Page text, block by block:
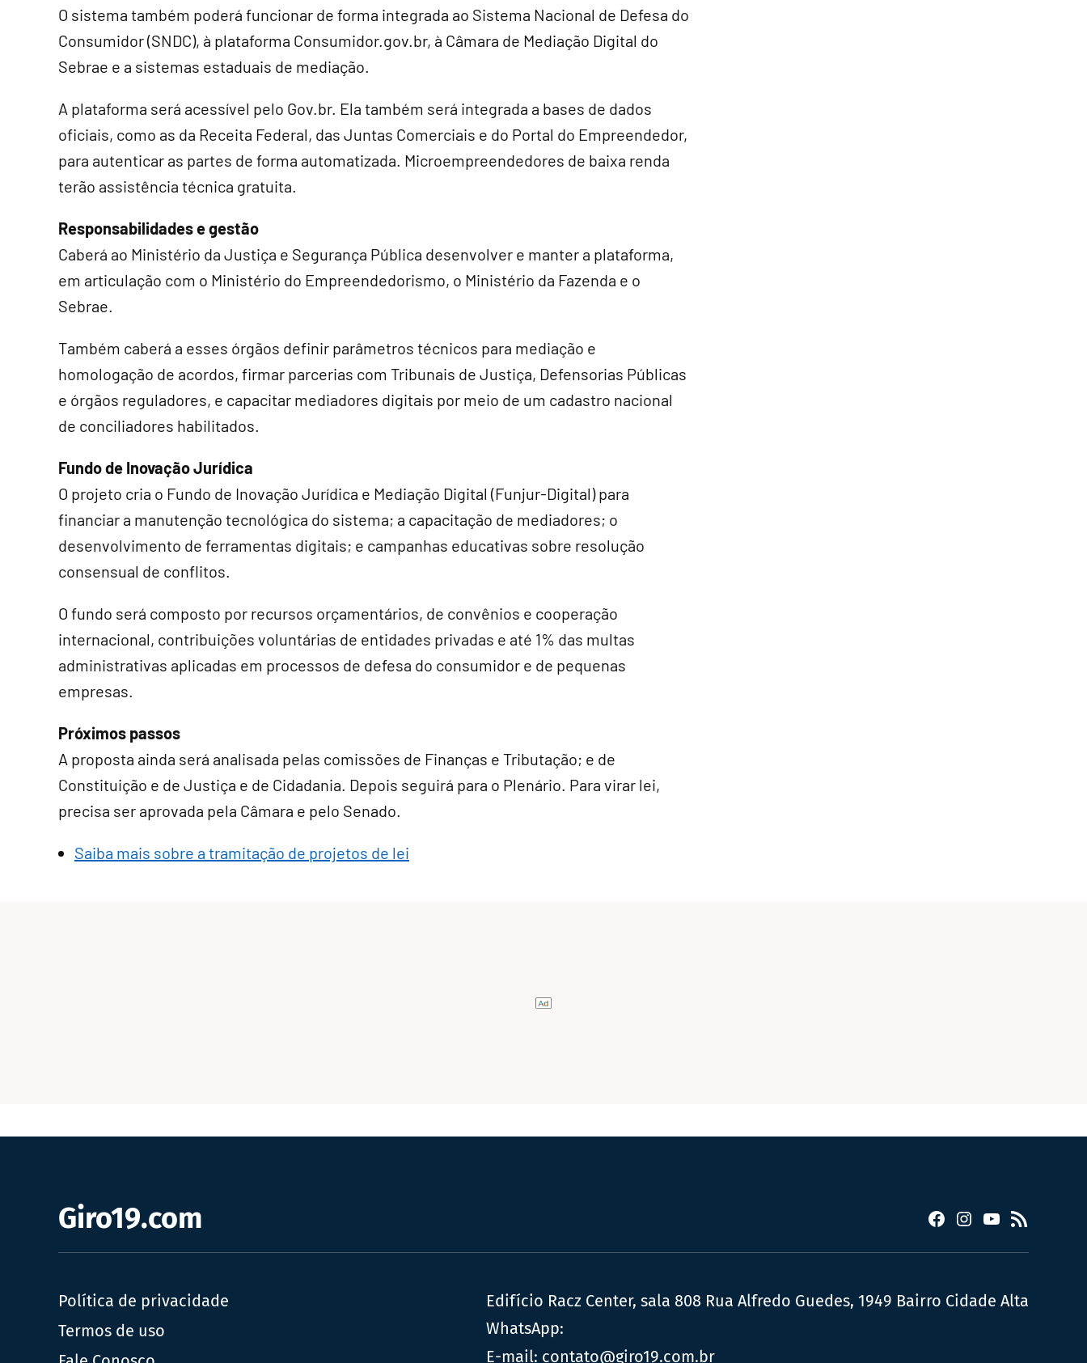
O sistema também poderá funcionar de forma integrada ao Sistema Nacional de Defesa do
Consumidor (SNDC), à plataforma Consumidor.gov.br, à Câmara de Mediação Digital do
Sebrae e a sistemas estaduais de mediação.
A plataforma será acessível pelo Gov.br. Ela também será integrada a bases de dados
oficiais, como as da Receita Federal, das Juntas Comerciais e do Portal do Empreendedor,
para autenticar as partes de forma automatizada. Microempreendedores de baixa renda
terão assistência técnica gratuita.
Responsabilidades e gestão
Caberá ao Ministério da Justiça e Segurança Pública desenvolver e manter a plataforma,
em articulação com o Ministério do Empreendedorismo, o Ministério da Fazenda e o
Sebrae.
Também caberá a esses órgãos definir parâmetros técnicos para mediação e
homologação de acordos, firmar parcerias com Tribunais de Justiça, Defensorias Públicas
e órgãos reguladores, e capacitar mediadores digitais por meio de um cadastro nacional
de conciliadores habilitados.
Fundo de Inovação Jurídica
O projeto cria o Fundo de Inovação Jurídica e Mediação Digital (Funjur-Digital) para
financiar a manutenção tecnológica do sistema; a capacitação de mediadores; o
desenvolvimento de ferramentas digitais; e campanhas educativas sobre resolução
consensual de conflitos.
O fundo será composto por recursos orçamentários, de convênios e cooperação
internacional, contribuições voluntárias de entidades privadas e até 1% das multas
administrativas aplicadas em processos de defesa do consumidor e de pequenas
empresas.
Próximos passos
A proposta ainda será analisada pelas comissões de Finanças e Tributação; e de
Constituição e de Justiça e de Cidadania. Depois seguirá para o Plenário. Para virar lei,
precisa ser aprovada pela Câmara e pelo Senado.
Saiba mais sobre a tramitação de projetos de lei
Giro19.com Facebook
Instagram
YouTube
RSS
Política de privacidade
Termos de uso
Edifício Racz Center, sala 808 Rua Alfredo Guedes, 1949 Bairro Cidade Alta
WhatsApp:
E-mail: contato@giro19.com.br